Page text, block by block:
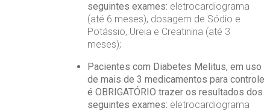
seguintes exames: eletrocardiograma
(até 6 meses), dosagem de Sódio e
Potássio, Ureia e Creatinina (até 3
meses);
Pacientes com Diabetes Melitus, em uso
de mais de 3 medicamentos para controle
é OBRIGATÓRIO trazer os resultados dos
seguintes exames: eletrocardiograma